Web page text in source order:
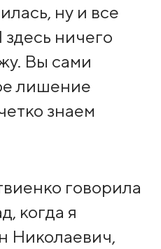
ну и все
ничего
Вы сами
лишение
знаем
говорила
когда я
Николаевич,